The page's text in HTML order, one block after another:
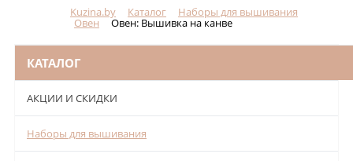
Kuzina.by Каталог Наборы для вышивания
Овен Овен: Вышивка на канве
КАТАЛОГ
АКЦИИ И СКИДКИ
Наборы для вышивания